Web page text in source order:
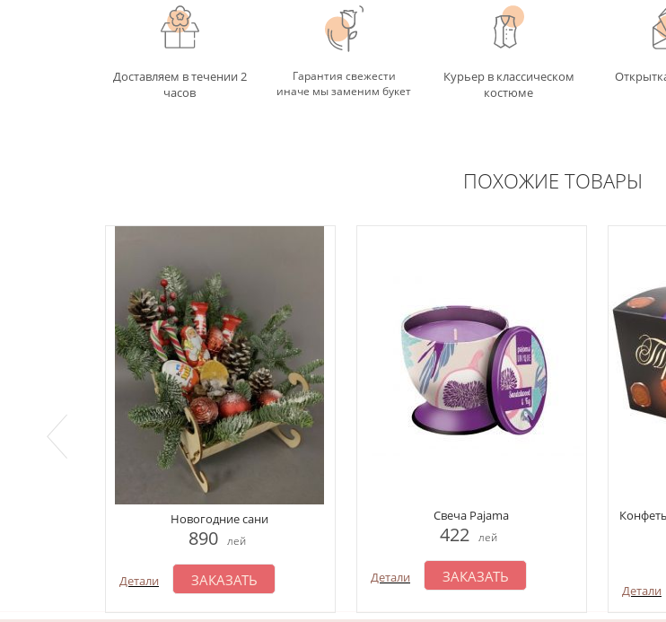
Доставляем в течении 2
часов
Гарантия свежести
иначе мы заменим букет
Курьер в классическом
костюме
ПОХОЖИЕ ТОВАРЫ
Новогодние сани
890 лей
Детали ЗАКАЗАТЬ
Свеча Pajama
422 лей
Детали ЗАКАЗАТЬ
Детали